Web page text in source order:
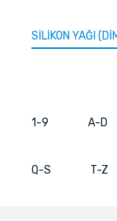
SİLİKON YAĞI
1-9 A-D
Q-S T-Z